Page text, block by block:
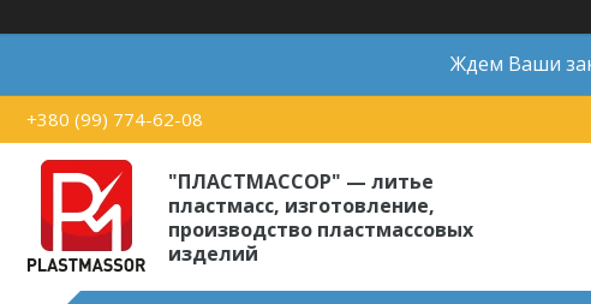
Ждем Ваши
+380 (99) 774-62-08
"ПЛАСТМАССОР" — литье
пластмасс, изготовление,
производство пластмассовых
изделий